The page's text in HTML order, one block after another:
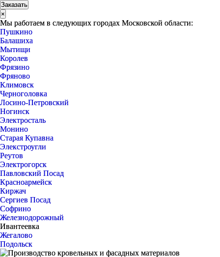
×
Мы работаем в следующих городах Московской области:
Пушкино
Балашиха
Мытищи
Королев
Фрязино
Фряново
Климовск
Черноголовка
Лосино-Петровский
Ногинск
Электросталь
Монино
Старая Купавна
Элекстроугли
Реутов
Электрогорск
Павловский Посад
Красноармейск
Киржач
Сергиев Посад
Софрино
Железнодорожный
Ивантеевка
Жегалово
Подольск